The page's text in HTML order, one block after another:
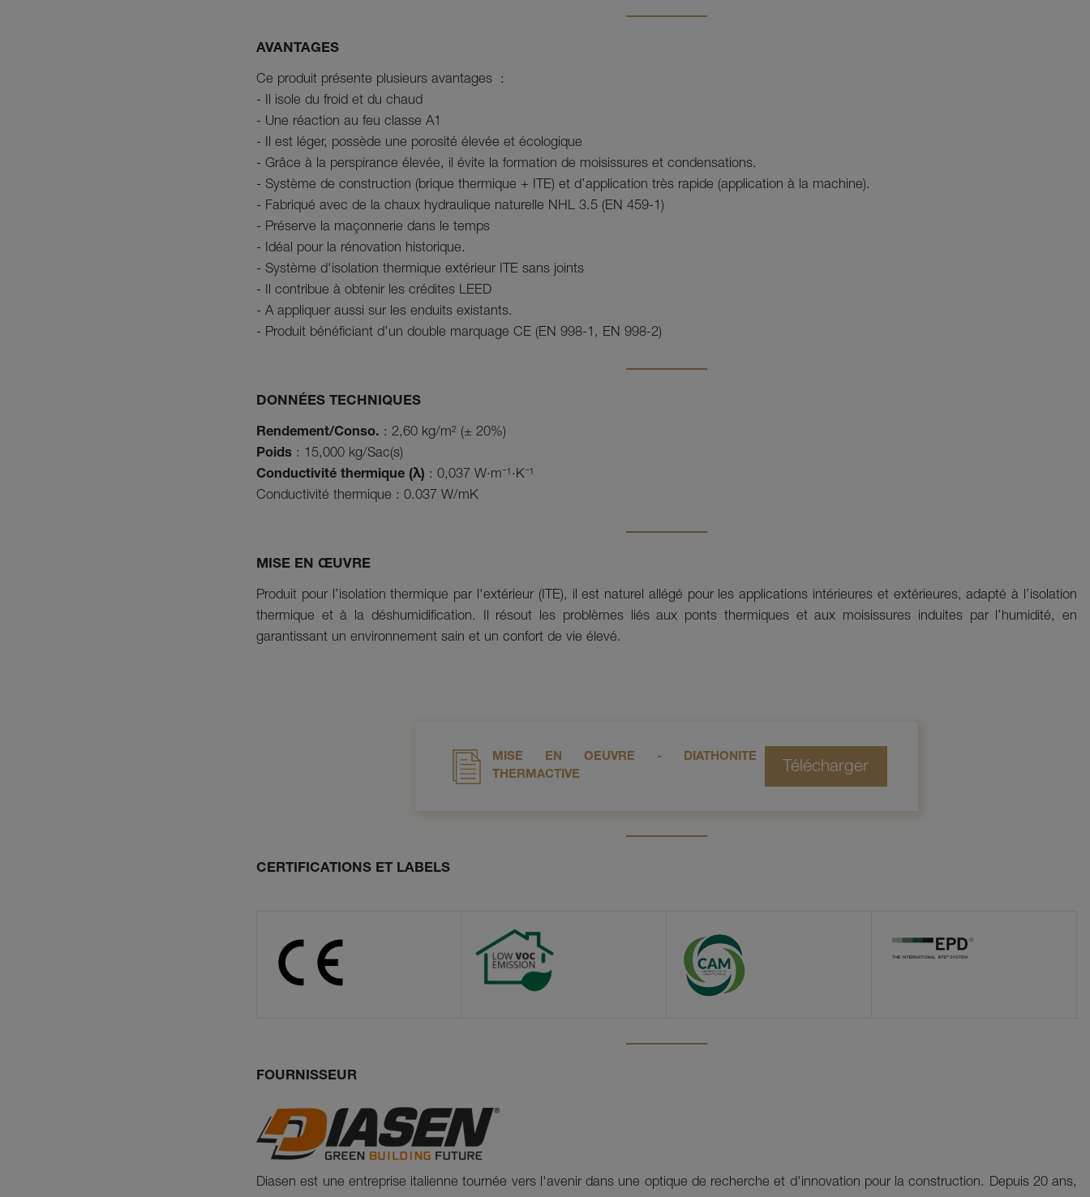
AVANTAGES
Ce produit présente plusieurs avantages :
- Il isole du froid et du chaud
- Une réaction au feu classe A1
- Il est léger, possède une porosité élevée et écologique
- Grâce à la perspirance élevée, il évite la formation de moisissures et condensations.
- Système de construction (brique thermique + ITE) et d’application très rapide (application à la machine).
- Fabriqué avec de la chaux hydraulique naturelle NHL 3.5 (EN 459-1)
- Préserve la maçonnerie dans le temps
- Idéal pour la rénovation historique.
- Système d'isolation thermique extérieur ITE sans joints
- Il contribue à obtenir les crédites LEED
- A appliquer aussi sur les enduits existants.
- Produit bénéficiant d’un double marquage CE (EN 998-1, EN 998-2)
DONNÉES TECHNIQUES
Rendement/Conso. : 2,60 kg/m² (± 20%)
Poids : 15,000 kg/Sac(s)
Conductivité thermique (λ) : 0,037 W·m⁻¹·K⁻¹
Conductivité thermique : 0.037 W/mK
MISE EN ŒUVRE
Produit pour l’isolation thermique par l'extérieur (ITE), il est naturel allégé pour les applications intérieures et extérieures, adapté à l’isolation
thermique et à la déshumidification. Il résout les problèmes liés aux ponts thermiques et aux moisissures induites par l’humidité, en
garantissant un environnement sain et un confort de vie élevé.
MISE EN OEUVRE - DIATHONITE
THERMACTIVE
CERTIFICATIONS ET LABELS
FOURNISSEUR
Diasen est une entreprise italienne tournée vers l'avenir dans une optique de recherche et d'innovation pour la construction. Depuis 20 ans,